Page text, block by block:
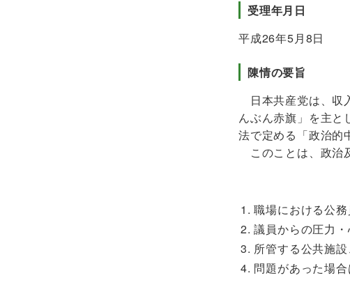
受理年月日
平成26年5月8日
陳情の要旨
日本共産党は、収
んぶん赤旗」を主と
法で定める「政治的
このことは、政治
職場における公
議員からの圧力
所管する公共施
問題があった場